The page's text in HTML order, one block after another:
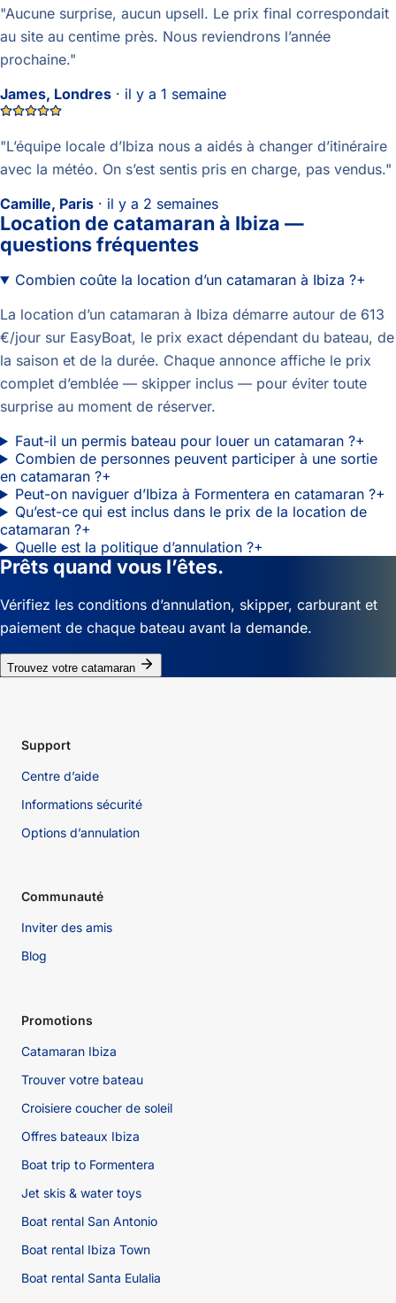
"Aucune surprise, aucun upsell. Le prix final correspondait
au site au centime près. Nous reviendrons l’année
prochaine."
James, Londres · il y a 1 semaine
"L’équipe locale d’Ibiza nous a aidés à changer d’itinéraire
avec la météo. On s’est sentis pris en charge, pas vendus."
Camille, Paris · il y a 2 semaines
Location de catamaran à Ibiza —
questions fréquentes
Combien coûte la location d’un catamaran à Ibiza ?+
La location d’un catamaran à Ibiza démarre autour de 613
€/jour sur EasyBoat, le prix exact dépendant du bateau, de
la saison et de la durée. Chaque annonce affiche le prix
complet d’emblée — skipper inclus — pour éviter toute
surprise au moment de réserver.
Faut-il un permis bateau pour louer un catamaran ?+
Combien de personnes peuvent participer à une sortie
en catamaran ?+
Peut-on naviguer d’Ibiza à Formentera en catamaran ?+
Qu’est-ce qui est inclus dans le prix de la location de
catamaran ?+
Quelle est la politique d’annulation ?+
Prêts quand vous l’êtes.
Vérifiez les conditions d’annulation, skipper, carburant et
paiement de chaque bateau avant la demande.
Trouvez votre catamaran
Support
Centre d’aide
Informations sécurité
Options d’annulation
Communauté
Inviter des amis
Blog
Promotions
Catamaran Ibiza
Trouver votre bateau
Croisiere coucher de soleil
Offres bateaux Ibiza
Boat trip to Formentera
Jet skis & water toys
Boat rental San Antonio
Boat rental Ibiza Town
Boat rental Santa Eulalia